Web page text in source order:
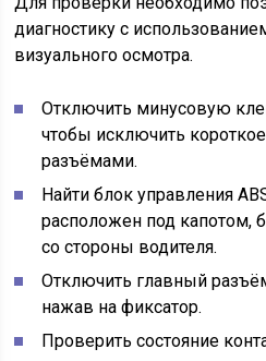
диагностику с
визуального осмотра.
Отключить минусовую
чтобы исключить
разъёмами.
Найти блок управления
расположен под капотом,
со стороны водителя.
Отключить главный
нажав на фиксатор.
Проверить состояние